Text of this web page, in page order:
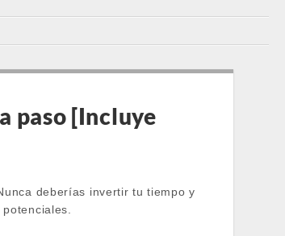
paso [Incluye
deberías invertir tu tiempo y